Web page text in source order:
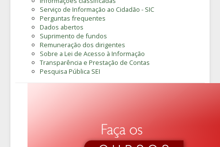
Serviço de Informação ao Cidadão - SIC
Perguntas frequentes
Dados abertos
Suprimento de fundos
Remuneração dos dirigentes
Sobre a Lei de Acesso à Informação
Transparência e Prestação de Contas
Pesquisa Pública SEI